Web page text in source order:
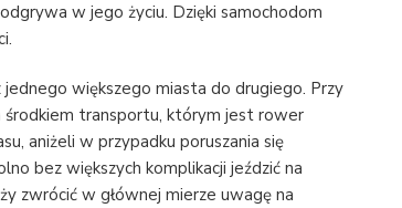
w jego życiu. Dzięki samochodom
większego miasta do drugiego. Przy
środkiem transportu, którym jest rower
aniżeli w przypadku poruszania się
bez większych komplikacji jeździć na
zwrócić w głównej mierze uwagę na